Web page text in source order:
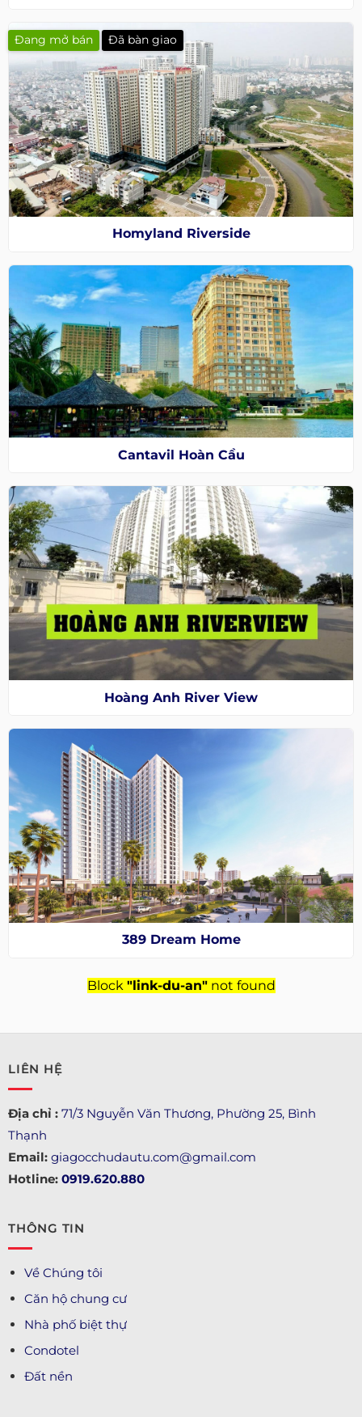
Đang mở bán Đã bàn giao
Homyland Riverside
Cantavil Hoàn Cầu
Hoàng Anh River View
389 Dream Home
Block "link-du-an"not found
LIÊN HỆ
Địa chỉ : 71/3 Nguyễn Văn Thương, Phường 25, Bình
Thạnh
Email: giagocchudautu.com@gmail.com
Hotline: 0919.620.880
THÔNG TIN
Về Chúng tôi
Căn hộ chung cư
Nhà phố biệt thự
Condotel
Đất nền